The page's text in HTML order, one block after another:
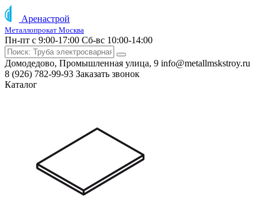
Аренастрой
Металлопрокат Москва
Пн-пт с 9:00-17:00 Сб-вс 10:00-14:00
Домодедово, Промышленная улица, 9 info@metallmskstroy.ru
8 (926) 782-99-93 Заказать звонок
Каталог